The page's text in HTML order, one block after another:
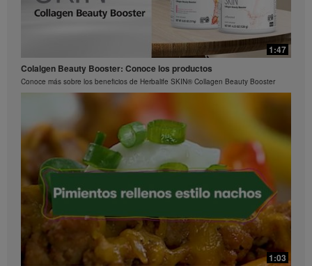
0:29
Preguntas frecuentes sobre Bioniq GO: 3
¿Qué hace diferente a Bioniq GO de un multivitamínico común?
Preguntas frecuentes sobre Bioniq GO: 2
¿Qué contiene Bioniq GO?
1:15
La ciencia detrás de Herbalife24® Rebuild Strength
El rendimiento es una ciencia
1:47
Colalgen Beauty Booster: Conoce los productos
Conoce más sobre los beneficios de Herbalife SKIN® Collagen Beauty Booster
1:03